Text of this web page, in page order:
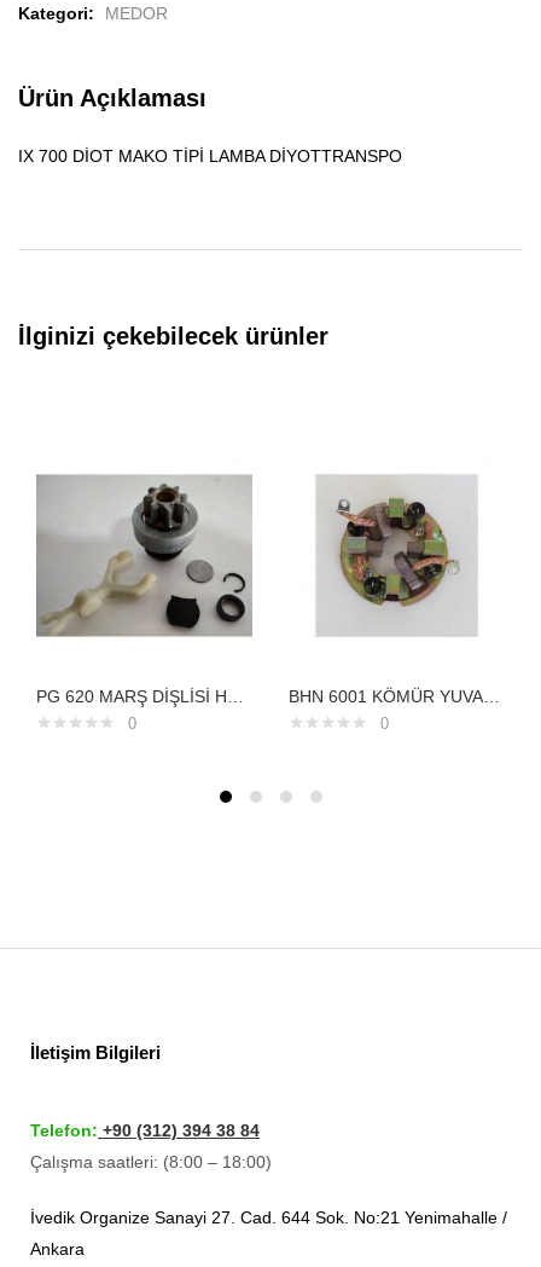
Kategori:
MEDOR
Ürün Açıklaması
IX 700 DİOT MAKO TİPİ LAMBA DİYOTTRANSPO
İlginizi çekebilecek ürünler
0 0
İletişim Bilgileri
Telefon: +90 (312) 394 38 84
Çalışma saatleri: (8:00 – 18:00)
İvedik Organize Sanayi 27. Cad. 644 Sok. No:21 Yenimahalle /
Ankara